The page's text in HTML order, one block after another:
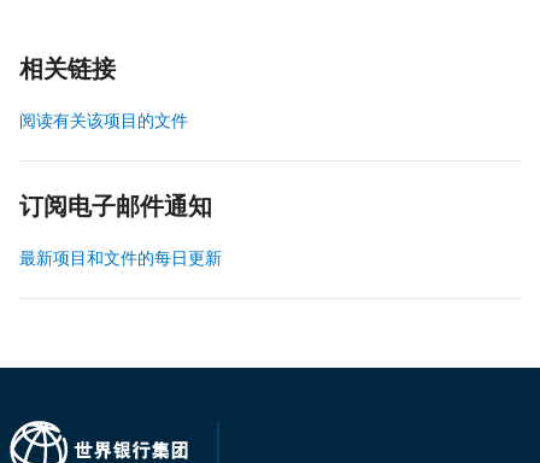
相关链接
阅读有关该项目的文件
订阅电子邮件通知
最新项目和文件的每日更新